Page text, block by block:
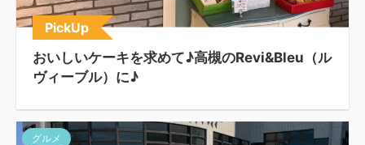
PickUp
おいしいケーキを求めて♪高槻のRevi&Bleu（ル
ヴィーブル）に♪
グルメ